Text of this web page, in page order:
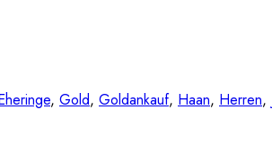
, Gold, Goldankauf, Haan, Herren,